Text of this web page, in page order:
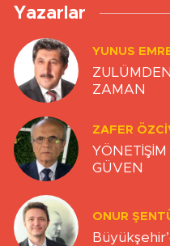
Yazarlar
YUNUS
ZAMAN
ZAFER
GÜVEN
ONUR